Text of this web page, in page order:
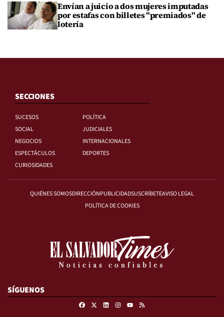
Envían a juicio a dos mujeres imputadas
por estafas con billetes "premiados" de
lotería
SECCIONES
SUCESOS
POLÍTICA
SOCIAL
JUDICIALES
NEGOCIOS
INTERNACIONALES
ESPECTÁCULOS
DEPORTES
CURIOSIDADES
QUIÉNES SOMOSDIRECCIÓNPUBLICIDADSUSCRÍBETEAVISO LEGAL
POLÍTICA DE COOKIES
SÍGUENOS
FacebookLinkedinInstagramRSS